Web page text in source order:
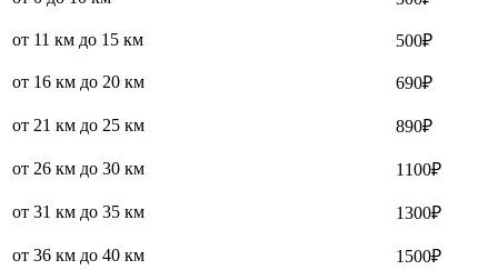
от 11 км до 15 км 500₽
от 16 км до 20 км 690₽
от 21 км до 25 км 890₽
от 26 км до 30 км 1100₽
от 31 км до 35 км 1300₽
от 36 км до 40 км 1500₽